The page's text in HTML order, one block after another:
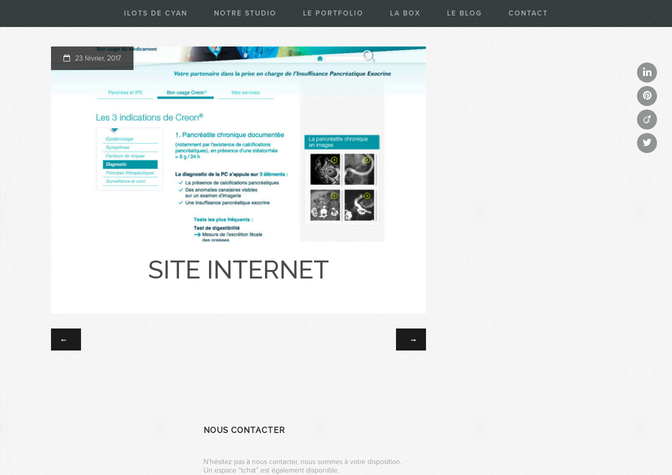
ILOTS DE CYAN NOTRE STUDIO LE PORTFOLIO LA BOX LE BLOG CONTACT
23 février, 2017
SITE INTERNET
NOUS CONTACTER
N’hésitez pas à nous contacter, nous sommes à votre disposition.
Un espace “tchat” est également disponible.